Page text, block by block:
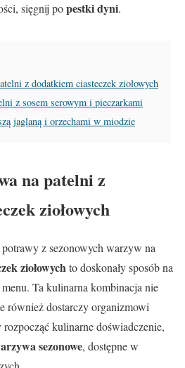
sięgnij popestki dyni.
z dodatkiem ciasteczek ziołowych
z sosem serowym i pieczarkami
jaglaną i orzechami w miodzie
na patelni z
ziołowych
z sezonowych warzyw na
ziołowychto doskonały sposób na
Ta kulinarna kombinacja nie
również dostarczy organizmowi
kulinarne doświadczenie,
sezonowe, dostępne w